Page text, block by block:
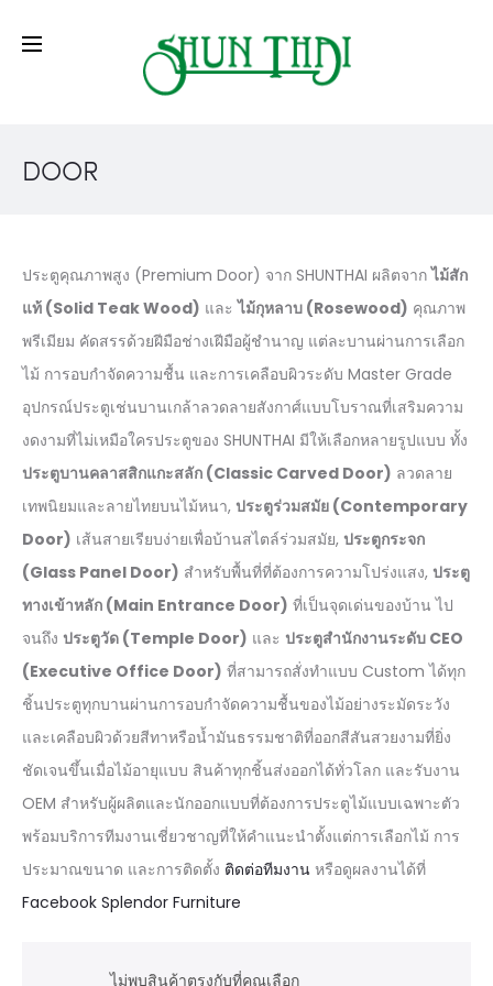
DOOR
ประตูคุณภาพสูง (Premium Door) จาก SHUNTHAI ผลิตจากไม้สัก
แท้ (Solid Teak Wood) และไม้กุหลาบ (Rosewood) คุณภาพ
พรีเมียม คัดสรรด้วยฝีมือช่างเฝีมือผู้ชำนาญ แต่ละบานผ่านการเลือก
ไม้ การอบกำจัดความชื้น และการเคลือบผิวระดับ Master Grade
อุปกรณ์ประตูเช่นบานเกล้าลวดลายสังกาศ์แบบโบราณที่เสริมความ
งดงามที่ไม่เหมือใครประตูของ SHUNTHAI มีให้เลือกหลายรูปแบบ ทั้ง
ประตูบานคลาสสิกแกะสลัก (Classic Carved Door) ลวดลาย
เทพนิยมและลายไทยบนไม้หนา, ประตูร่วมสมัย (Contemporary
Door) เส้นสายเรียบง่ายเพื่อบ้านสไตล์ร่วมสมัย, ประตูกระจก
(Glass Panel Door) สำหรับพื้นที่ที่ต้องการความโปร่งแสง, ประตู
ทางเข้าหลัก (Main Entrance Door) ที่เป็นจุดเด่นของบ้าน ไป
จนถึง ประตูวัด (Temple Door) และ ประตูสำนักงานระดับ CEO
(Executive Office Door) ที่สามารถสั่งทำแบบ Custom ได้ทุก
ชิ้นประตูทุกบานผ่านการอบกำจัดความชื้นของไม้อย่างระมัดระวัง
และเคลือบผิวด้วยสีทาหรือน้ำมันธรรมชาติที่ออกสีสันสวยงามที่ยิ่ง
ชัดเจนขึ้นเมื่อไม้อายุแบบ สินค้าทุกชิ้นส่งออกได้ทั่วโลก และรับงาน
OEM สำหรับผู้ผลิตและนักออกแบบที่ต้องการประตูไม้แบบเฉพาะตัว
พร้อมบริการทีมงานเชี่ยวชาญที่ให้คำแนะนำตั้งแต่การเลือกไม้ การ
ประมาณขนาด และการติดตั้ง ติดต่อทีมงาน หรือดูผลงานได้ที่
Facebook Splendor Furniture
ไม่พบสินค้าตรงกับที่คุณเลือก